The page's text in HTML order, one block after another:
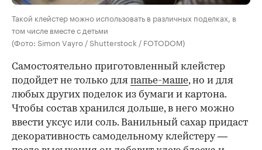
Такой клейстер можно использовать в различных поделках, в
том числе вместе с детьми
(Фото: Simon Vayro / Shutterstock / FOTODOM)
Самостоятельно приготовленный клейстер
подойдет не только для папье-маше, но и для
любых других поделок из бумаги и картона.
Чтобы состав хранился дольше, в него можно
ввести уксус или соль. Ванильный сахар придаст
декоративность самодельному клейстеру —